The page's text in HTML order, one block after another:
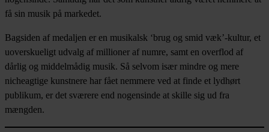
få sin musik på markedet.
Bagsiden af medaljen er en musikalsk ‘brug og smid væk’-kultur, et
uoverskueligt udvalg af millioner af numre, samt en overflod af
dårlig og middelmådig musik. Så selvom især mindre og mere
nicheagtige kunstnere har fået nemmere ved at finde et lydhørt
publikum, er det sværere end nogensinde at skille sig ud fra
mængden.